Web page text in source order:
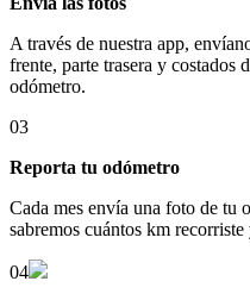
A través de nuestra app,
frente, parte trasera y costados
odómetro.
03
Reporta tu odómetro
Cada mes envía una foto de tu
sabremos cuántos km
04